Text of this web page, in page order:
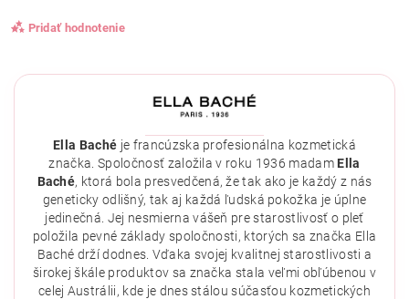
Pridať hodnotenie
Ella Baché je francúzska profesionálna kozmetická
značka. Spoločnosť založila v roku 1936 madam Ella
Baché, ktorá bola presvedčená, že tak ako je každý z nás
geneticky odlišný, tak aj každá ľudská pokožka je úplne
jedinečná. Jej nesmierna vášeň pre starostlivosť o pleť
položila pevné základy spoločnosti, ktorých sa značka Ella
Baché drží dodnes. Vďaka svojej kvalitnej starostlivosti a
širokej škále produktov sa značka stala veľmi obľúbenou v
celej Austrálii, kde je dnes stálou súčasťou kozmetických